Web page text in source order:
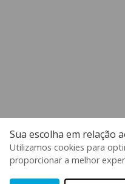
Sua escolha em relação
Utilizamos cookies para
proporcionar a melhor